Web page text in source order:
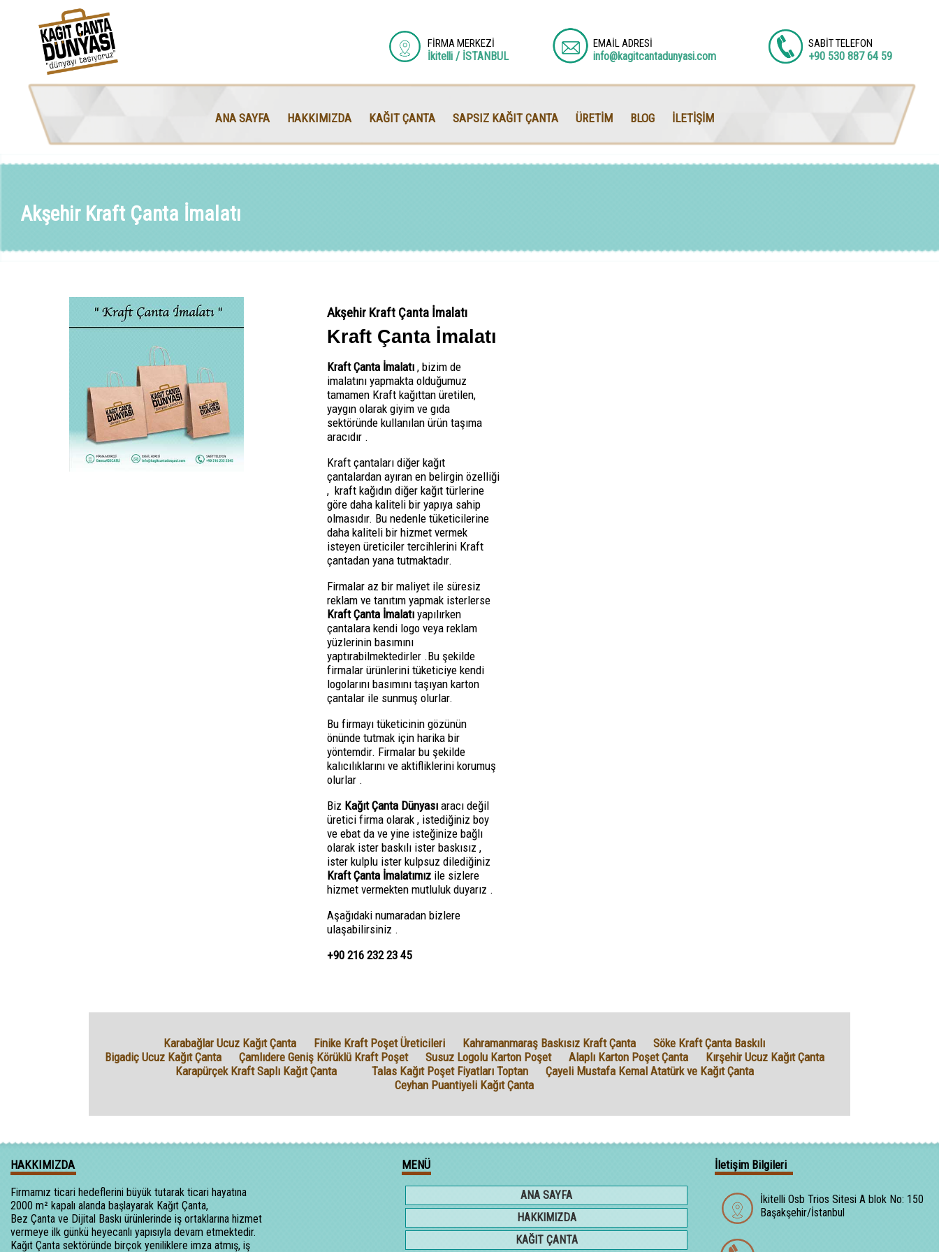
FİRMA MERKEZİ
İkitelli / İSTANBUL
EMAİL ADRESİ
info@kagitcantadunyasi.com
SABİT TELEFON
+90 530 887 64 59
ANA SAYFA HAKKIMIZDA KAĞIT ÇANTA SAPSIZ KAĞIT ÇANTA ÜRETİM BLOG İLETİŞİM
Akşehir Kraft Çanta İmalatı
Akşehir Kraft Çanta İmalatı
Kraft Çanta İmalatı
Kraft Çanta İmalatı , bizim de
imalatını yapmakta olduğumuz
tamamen Kraft kağıttan üretilen,
yaygın olarak giyim ve gıda
sektöründe kullanılan ürün taşıma
aracıdır .
Kraft çantaları diğer kağıt
çantalardan ayıran en belirgin özelliği
, kraft kağıdın diğer kağıt türlerine
göre daha kaliteli bir yapıya sahip
olmasıdır. Bu nedenle tüketicilerine
daha kaliteli bir hizmet vermek
isteyen üreticiler tercihlerini Kraft
çantadan yana tutmaktadır.
Firmalar az bir maliyet ile süresiz
reklam ve tanıtım yapmak isterlerse
Kraft Çanta İmalatı yapılırken
çantalara kendi logo veya reklam
yüzlerinin basımını
yaptırabilmektedirler .Bu şekilde
firmalar ürünlerini tüketiciye kendi
logolarını basımını taşıyan karton
çantalar ile sunmuş olurlar.
Bu firmayı tüketicinin gözünün
önünde tutmak için harika bir
yöntemdir. Firmalar bu şekilde
kalıcılıklarını ve aktifliklerini korumuş
olurlar .
Biz Kağıt Çanta Dünyası aracı değil
üretici firma olarak , istediğiniz boy
ve ebat da ve yine isteğinize bağlı
olarak ister baskılı ister baskısız ,
ister kulplu ister kulpsuz dilediğiniz
Kraft Çanta İmalatımız ile sizlere
hizmet vermekten mutluluk duyarız .
Aşağıdaki numaradan bizlere
ulaşabilirsiniz .
+90 216 232 23 45
Karabağlar Ucuz Kağıt Çanta Finike Kraft Poşet Üreticileri Kahramanmaraş Baskısız Kraft Çanta
Söke Kraft Çanta Baskılı
Bigadiç Ucuz Kağıt Çanta
Çamlıdere Geniş Körüklü Kraft Poşet Susuz Logolu Karton Poşet Alaplı Karton Poşet Çanta
Kırşehir Ucuz Kağıt Çanta
Karapürçek Kraft Saplı Kağıt Çanta
Talas Kağıt Poşet Fiyatları Toptan
Çayeli Mustafa Kemal Atatürk ve Kağıt Çanta
Ceyhan Puantiyeli Kağıt Çanta
HAKKIMIZDA
Firmamız ticari hedeflerini büyük tutarak ticari hayatına
2000 m² kapalı alanda başlayarak Kağıt Çanta,
Bez Çanta ve Dijital Baskı ürünlerinde iş ortaklarına hizmet
vermeye ilk günkü heyecanlı yapısıyla devam etmektedir.
Kağıt Çanta sektöründe birçok yeniliklere imza atmış, iş
MENÜ
ANA SAYFA
HAKKIMIZDA
KAĞIT ÇANTA
İletişim Bilgileri
İkitelli Osb Trios Sitesi A blok No: 150
Başakşehir/İstanbul